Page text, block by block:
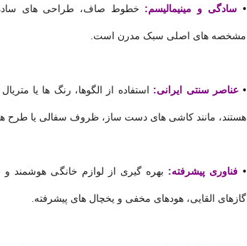
•سادگی و مینیمالیسم: خطوط صاف، طراحی های
مشخصه های اصلی سبک مدرن است.
• عناصر سنتی ایرانی: استفاده از الگوها، رنگ ها یا
هستند، مانند کاشی های دست ساز، ظروف سفالی یا طرح
• فناوری پیشرفته: بهره گیری از لوازم خانگی هوشمند
گازهای القایی، هودهای مخفی و یخچال های پیشرفته.